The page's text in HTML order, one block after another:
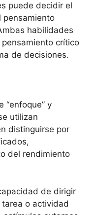
puede decidir el
pensamiento
habilidades
crítico
de decisiones.
“enfoque” y
utilizan
distinguirse por
del rendimiento
de dirigir
o actividad